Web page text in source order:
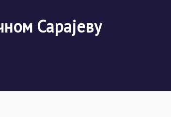
Сарајеву